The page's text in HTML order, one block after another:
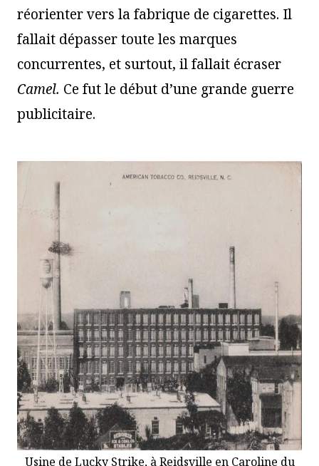
réorienter vers la fabrique de cigarettes. Il
fallait dépasser toute les marques
concurrentes, et surtout, il fallait écraser
Camel. Ce fut le début d’une grande guerre
publicitaire.
Usine de Lucky Strike, à Reidsville en Caroline du